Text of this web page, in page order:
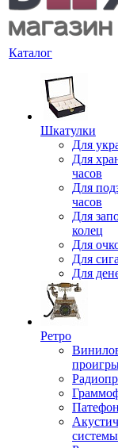
Каталог
Шкатулки
Для
Для
часов
Для
часов
Для
колец
Для
Для
Для
Ретро
системы